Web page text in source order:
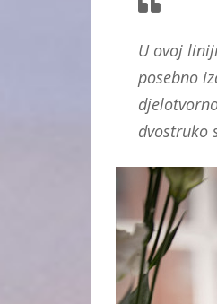
U ovoj
posebno
dvostruko